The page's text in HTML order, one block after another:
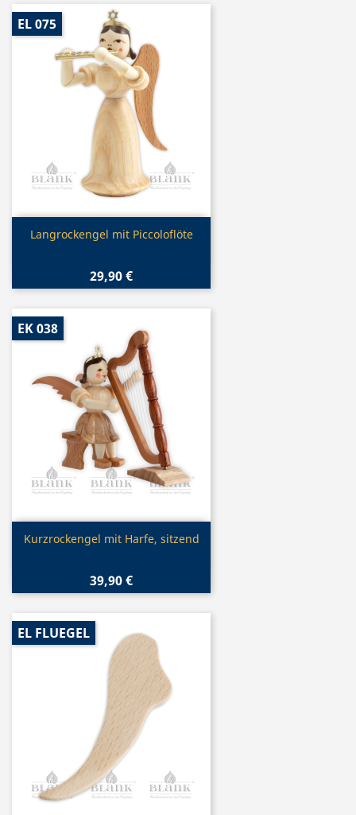
Vorschau
Langrockengel mit Piccoloflöte
29,90 €
EL 075
Vorschau
Kurzrockengel mit Harfe, sitzend
39,90 €
EK 038
EL FLUEGEL